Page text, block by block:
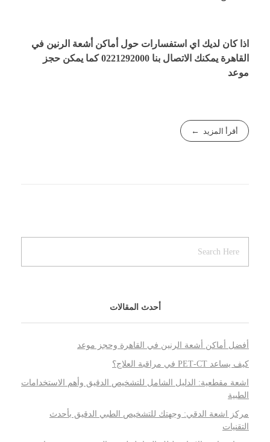
اذا كان لديك اي استفسارات حول أماكن أشعة الرنين في
القاهرة يمكنك الاتصال بنا 0221292000كما يمكن حجز
موعد
أقرأ المزيد
أحدث المقالات
أفضل أماكن أشعة الرنين في القاهرة وحجز موعد
كيف يساعد PET‑CT في مراقبة العلاج؟
اشعة مقطعية: الدليل الشامل للتشخيص الدقيق وأهم الاستخدامات
الطبية
مركز اشعة الدقي: وجهتك للتشخيص الطبي الدقيق بأحدث
التقنيات